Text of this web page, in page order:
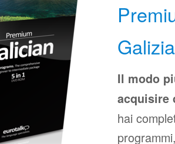
Il modo
acquisire
hai